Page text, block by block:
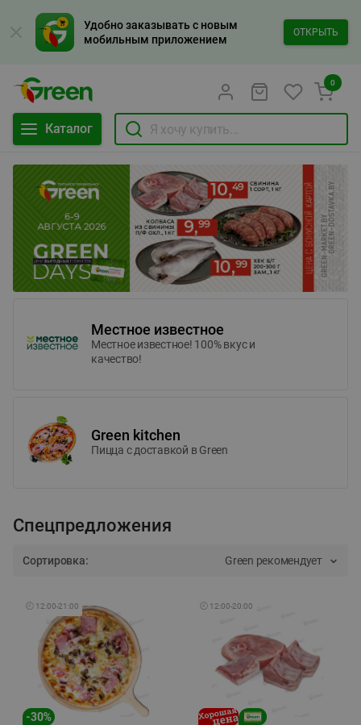
Удобно заказывать с новым
мобильным приложением
ОТКРЫТЬ
Каталог
0
Местное известное
Местное известное! 100% вкус и
качество!
Green kitchen
Пицца c доставкой в Green
Спецпредложения
Сортировка: Green рекомендует
🕘 12:00-21:00
-30%
🕘 12:00-20:00